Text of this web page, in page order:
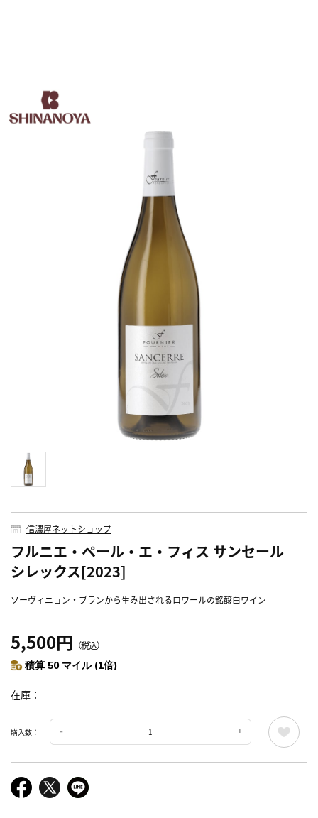
信濃屋ネットショップ
フルニエ・ペール・エ・フィス サンセール
シレックス[2023]
ソーヴィニョン・ブランから生み出されるロワールの銘醸白ワイン
5,500円 （税込）
積算 50 マイル (1倍)
在庫
購入数：